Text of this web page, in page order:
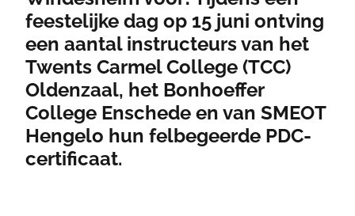
feestelijke dag op 15 juni ontving
een aantal instructeurs van het
Twents Carmel College (TCC)
Oldenzaal, het Bonhoeffer
College Enschede en van SMEOT
Hengelo hun felbegeerde PDC-
certificaat.